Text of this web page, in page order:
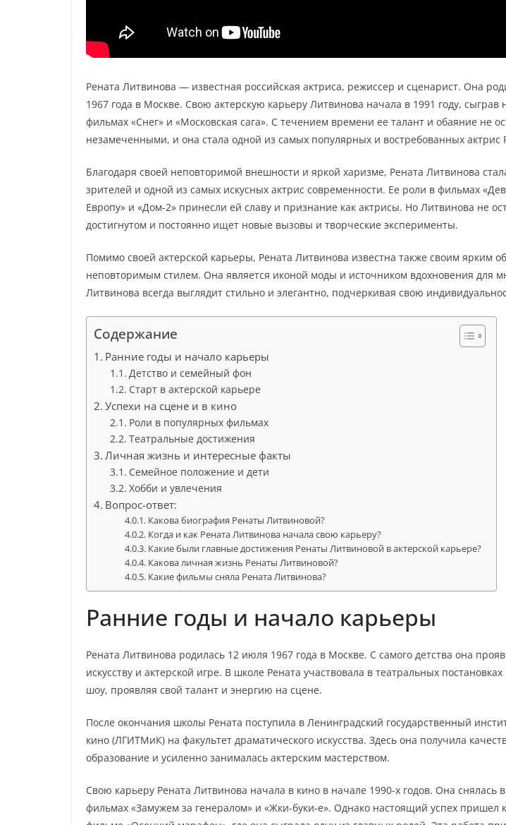
Рената Литвинова — известная российская актриса, режиссер и сценарист. Она
1967 года в Москве. Свою актерскую карьеру Литвинова начала в 1991 году,
фильмах «Снег» и «Московская сага». С течением времени ее талант и обаяние не
незамеченными, и она стала одной из самых популярных и востребованных актрис
Благодаря своей неповторимой внешности и яркой харизме, Рената Литвинова
зрителей и одной из самых искусных актрис современности. Ее роли в фильмах
Европу» и «Дом-2» принесли ей славу и признание как актрисы. Но Литвинова не
достигнутом и постоянно ищет новые вызовы и творческие эксперименты.
Помимо своей актерской карьеры, Рената Литвинова известна также своим ярким
неповторимым стилем. Она является иконой моды и источником вдохновения для
Литвинова всегда выглядит стильно и элегантно, подчеркивая свою
Содержание
Ранние годы и начало карьеры
Детство и семейный фон
Старт в актерской карьере
Успехи на сцене и в кино
Роли в популярных фильмах
Театральные достижения
Личная жизнь и интересные факты
Семейное положение и дети
Хобби и увлечения
Вопрос-ответ:
Какова биография Ренаты Литвиновой?
Когда и как Рената Литвинова начала свою карьеру?
Какие были главные достижения Ренаты Литвиновой в актерской карьере?
Какова личная жизнь Ренаты Литвиновой?
Какие фильмы сняла Рената Литвинова?
Ранние годы и начало карьеры
Рената Литвинова родилась 12 июля 1967 года в Москве. С самого детства она
искусству и актерской игре. В школе Рената участвовала в театральных
шоу, проявляя свой талант и энергию на сцене.
После окончания школы Рената поступила в Ленинградский государственный
кино (ЛГИТМиК) на факультет драматического искусства. Здесь она получила
образование и усиленно занималась актерским мастерством.
Свою карьеру Рената Литвинова начала в кино в начале 1990-х годов. Она снялась
фильмах «Замужем за генералом» и «Жки-буки-е». Однако настоящий успех пришел